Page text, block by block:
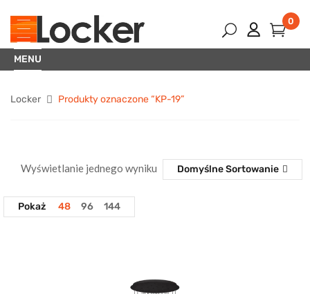
0
MENU
Locker Produkty oznaczone “KP-19”
Wyświetlanie jednego wyniku Domyślne Sortowanie
Pokaż 48 96 144